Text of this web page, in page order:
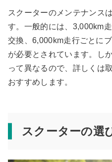
スクーターのメンテナンス
す。一般的には、3,000km
交換、6,000km走行ごとに
が必要とされています。し
って異なるので、詳しくは
おすすめします。
スクーターの選